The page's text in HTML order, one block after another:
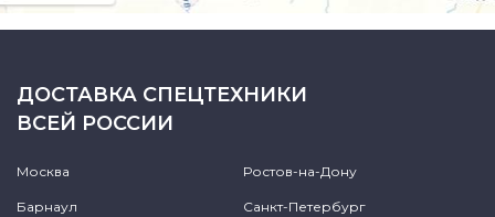
ДОСТАВКА СПЕЦТЕХНИКИ
ВСЕЙ РОССИИ
Москва Ростов-на-Дону
Барнаул Санкт-Петербург